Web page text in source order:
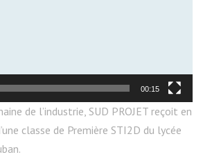
00:15
de l’industrie, SUD PROJET reçoit en
classe de Première STI2D du lycée